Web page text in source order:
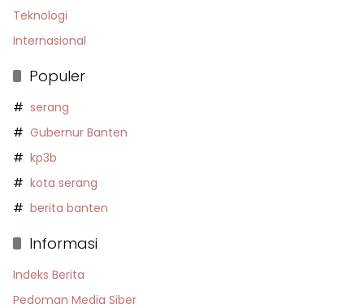
Teknologi
Internasional
Populer
serang
Gubernur Banten
kp3b
kota serang
berita banten
Informasi
Indeks Berita
Pedoman Media Siber